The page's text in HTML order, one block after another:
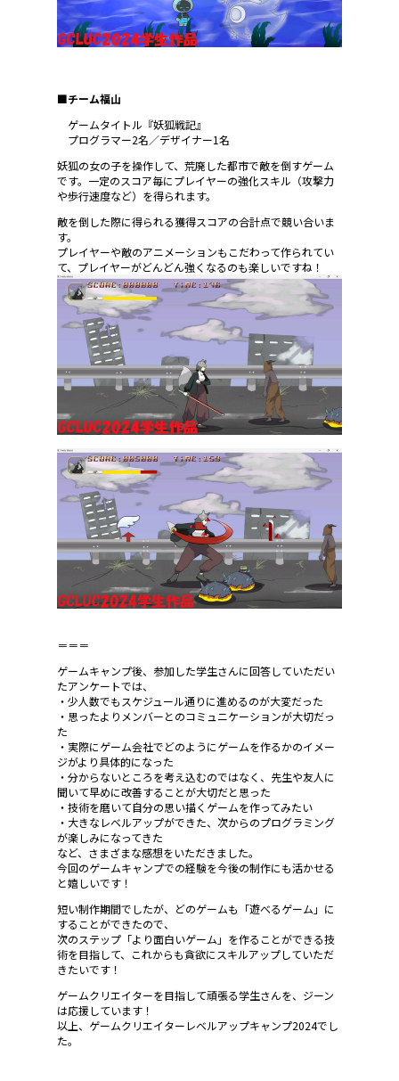
■チーム福山
ゲームタイトル『妖狐戦記』
プログラマー2名／デザイナー1名
妖狐の女の子を操作して、荒廃した都市で敵を倒すゲーム
です。一定のスコア毎にプレイヤーの強化スキル（攻撃力
や歩行速度など）を得られます。
敵を倒した際に得られる獲得スコアの合計点で競い合いま
す。
プレイヤーや敵のアニメーションもこだわって作られてい
て、プレイヤーがどんどん強くなるのも楽しいですね！
＝＝＝
ゲームキャンプ後、参加した学生さんに回答していただい
たアンケートでは、
・少人数でもスケジュール通りに進めるのが大変だった
・思ったよりメンバーとのコミュニケーションが大切だっ
た
・実際にゲーム会社でどのようにゲームを作るかのイメー
ジがより具体的になった
・分からないところを考え込むのではなく、先生や友人に
聞いて早めに改善することが大切だと思った
・技術を磨いて自分の思い描くゲームを作ってみたい
・大きなレベルアップができた、次からのプログラミング
が楽しみになってきた
など、さまざまな感想をいただきました。
今回のゲームキャンプでの経験を今後の制作にも活かせる
と嬉しいです！
短い制作期間でしたが、どのゲームも「遊べるゲーム」に
することができたので、
次のステップ「より面白いゲーム」を作ることができる技
術を目指して、これからも貪欲にスキルアップしていただ
きたいです！
ゲームクリエイターを目指して頑張る学生さんを、ジーン
は応援しています！
以上、ゲームクリエイターレベルアップキャンプ2024でし
た。